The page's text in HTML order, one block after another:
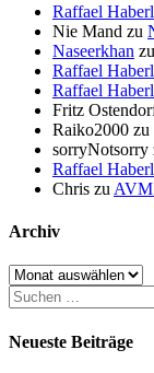
Raffael
Nie Mand zu
Naseerkhan zu
Raffael
Raffael
Fritz
Raiko2000 zu
sorryNotsorry
Raffael
Chris zu
Archiv
Archiv
Suchen
nach:
Neueste Beiträge